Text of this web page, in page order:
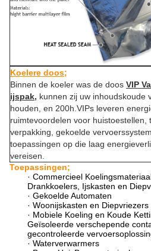
Koelere doos;
Binnen de koeler was de doos VIP
ijspak, kunnen zij uw inhoudskoude
houden, en 200h.VIPs leveren
ruimtevoordelen voor huistoestellen,
verpakking, gekoelde
toepassingen op die laag
vereisen.
Toepassingen;
· Commercieel
Drankkoelers, Ijskasten en
· Gekoelde Automaten
· Woonijskasten en Diepvriezers
· Mobiele Koeling en Koude
Geïsoleerde verschepende
gecontroleerde
· Waterverwarmers